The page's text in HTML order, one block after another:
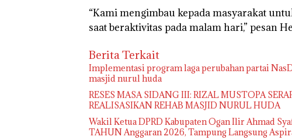
“Kami mengimbau kepada masyarakat
saat beraktivitas pada malam hari,” pesan
Berita Terkait
Implementasi program laga perubahan partai
RESES MASA SIDANG III: RIZAL MUSTOPA
REALISASIKAN REHAB MASJID NURUL HUDA
Wakil Ketua DPRD Kabupaten Ogan Ilir Ahmad
TAHUN Anggaran 2026, Tampung Langsung